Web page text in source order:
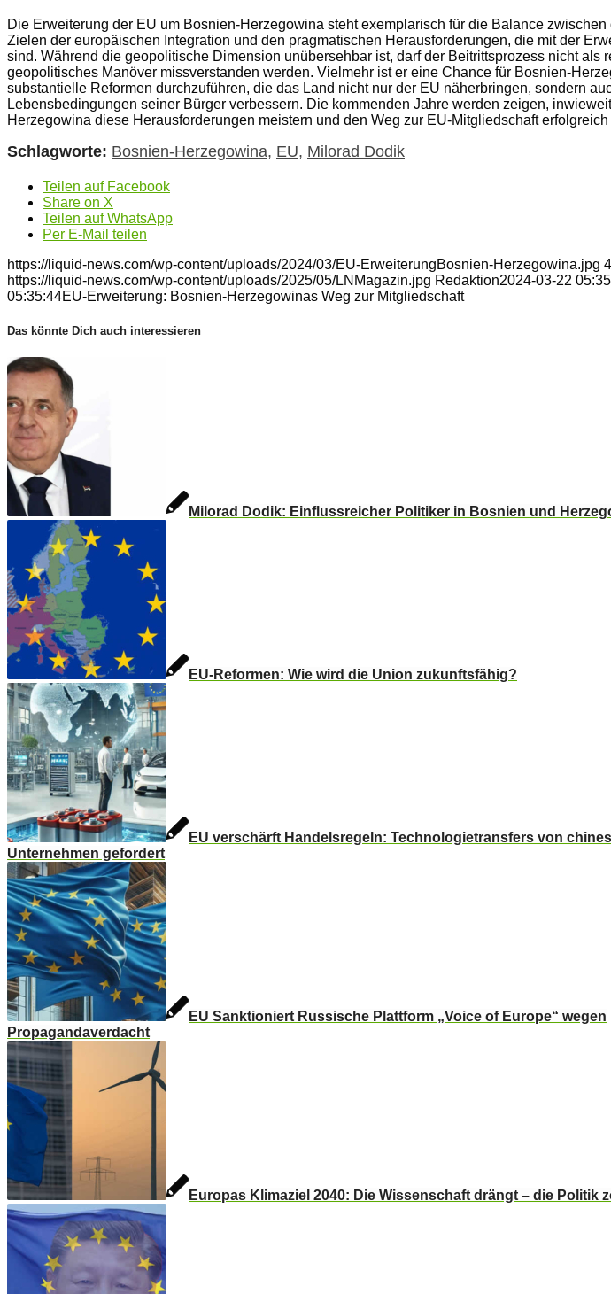
Die Erweiterung der EU um Bosnien-Herzegowina steht exemplarisch für die Balance
Zielen der europäischen Integration und den pragmatischen Herausforderungen, die mit der
sind. Während die geopolitische Dimension unübersehbar ist, darf der Beitrittsprozess nicht als
geopolitisches Manöver missverstanden werden. Vielmehr ist er eine Chance für Bosnien-
substantielle Reformen durchzuführen, die das Land nicht nur der EU näherbringen, sondern
Lebensbedingungen seiner Bürger verbessern. Die kommenden Jahre werden zeigen,
Herzegowina diese Herausforderungen meistern und den Weg zur EU-Mitgliedschaft
Schlagworte: Bosnien-Herzegowina, EU, Milorad Dodik
Teilen auf Facebook
Share on X
Teilen auf WhatsApp
Per E-Mail teilen
https://liquid-news.com/wp-content/uploads/2024/03/EU-ErweiterungBosnien-Herzegowina.jpg
https://liquid-news.com/wp-content/uploads/2025/05/LNMagazin.jpg Redaktion2024-03-22
05:35:44EU-Erweiterung: Bosnien-Herzegowinas Weg zur Mitgliedschaft
Das könnte Dich auch interessieren
Milorad Dodik: Einflussreicher Politiker in Bosnien und
EU-Reformen: Wie wird die Union zukunftsfähig?
EU verschärft Handelsregeln: Technologietransfers von
Unternehmen gefordert
EU Sanktioniert Russische Plattform „Voice of Europe“ wegen
Propagandaverdacht
Europas Klimaziel 2040: Die Wissenschaft drängt – die Politik